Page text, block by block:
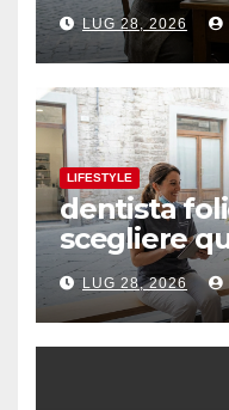
LUG 28, 2026
LIFESTYLE
dentista
scegliere
LUG 28, 2026